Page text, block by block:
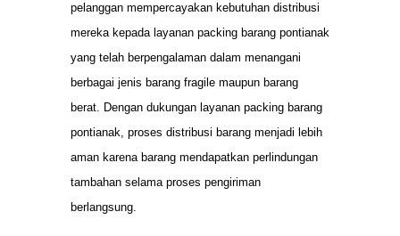
pelanggan mempercayakan kebutuhan distribusi
mereka kepada layanan packing barang pontianak
yang telah berpengalaman dalam menangani
berbagai jenis barang fragile maupun barang
berat. Dengan dukungan layanan packing barang
pontianak, proses distribusi barang menjadi lebih
aman karena barang mendapatkan perlindungan
tambahan selama proses pengiriman
berlangsung.